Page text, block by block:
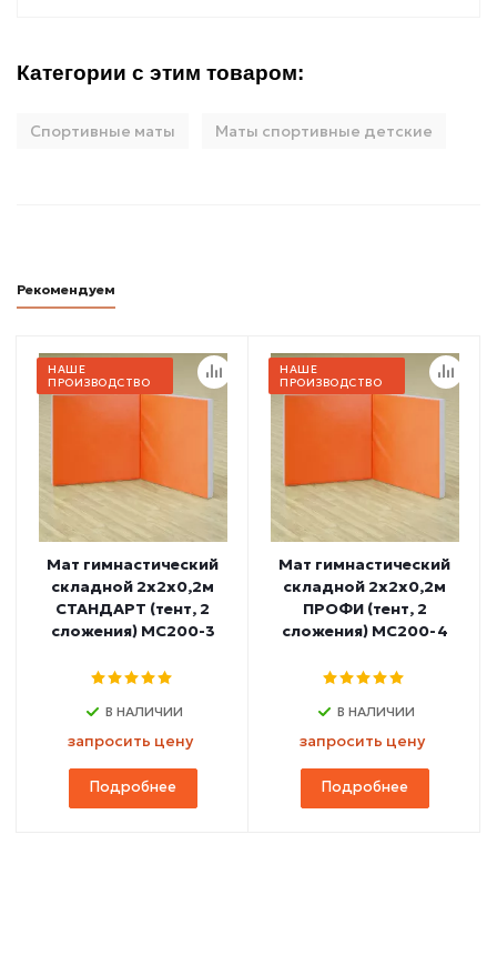
Категории с этим товаром:
Спортивные маты Маты спортивные детские
Рекомендуем
НАШЕ
ПРОИЗВОДСТВО
Мат гимнастический
складной 2х2х0,2м
СТАНДАРТ (тент, 2
сложения) МС200-3
В НАЛИЧИИ
запросить цену
Подробнее
НАШЕ
ПРОИЗВОДСТВО
Мат гимнастический
складной 2х2х0,2м
ПРОФИ (тент, 2
сложения) МС200-4
В НАЛИЧИИ
запросить цену
Подробнее